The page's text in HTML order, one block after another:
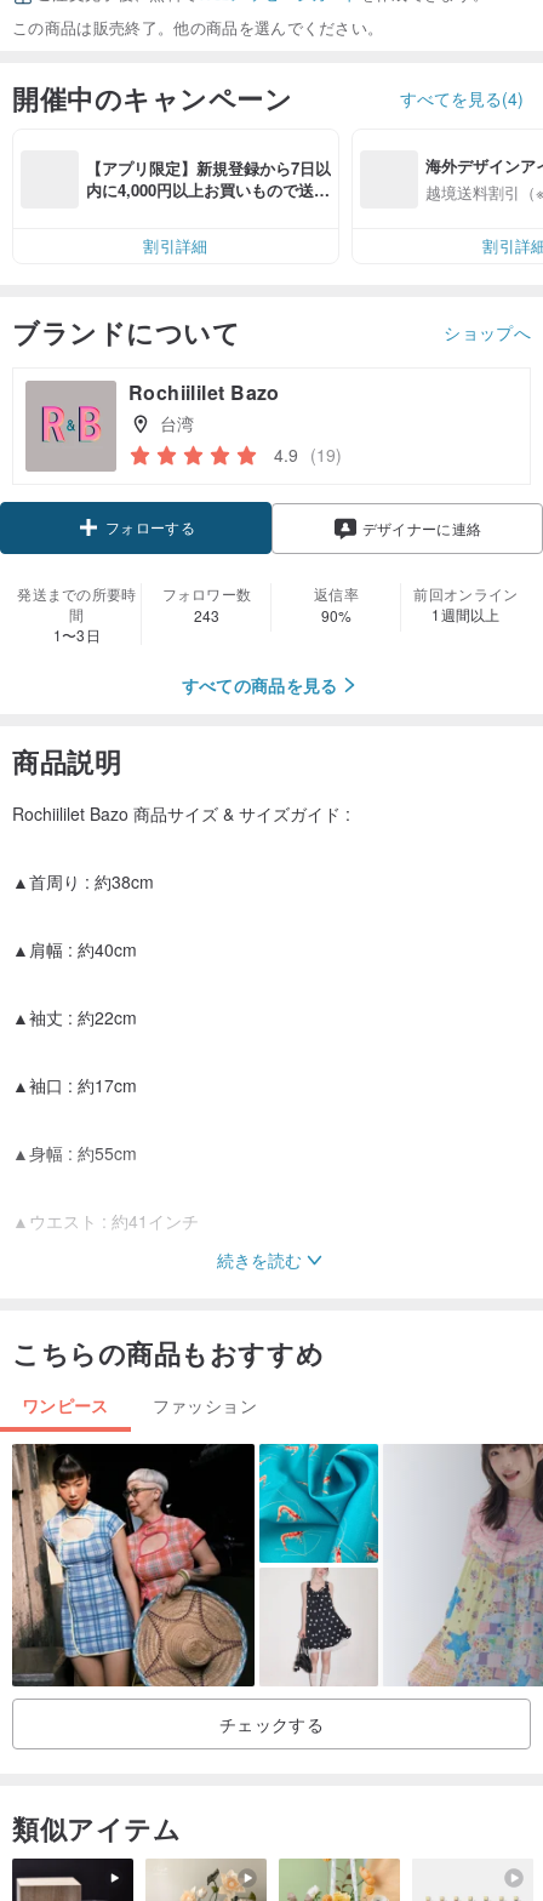
この商品は販売終了。他の商品を選んでください。
開催中のキャンペーン すべてを見る(4)
【アプリ限定】新規登録から7日以
内に4,000円以上お買いもので送料
割引詳細
海外デザインア
入
越境送料割引（
割引詳
ブランドについて ショップへ
Rochiililet Bazo
台湾
4.9 (19)
フォローする デザイナーに連絡
発送までの所要時
間
1〜3日
フォロワー数
243
返信率
90%
前回オンライン
1週間以上
すべての商品を見る
商品説明
Rochiililet Bazo 商品サイズ & サイズガイド :
▲首周り : 約38cm
▲肩幅 : 約40cm
▲袖丈 : 約22cm
▲袖口 : 約17cm
▲身幅 : 約55cm
▲ウエスト : 約41インチ
▲サイドスリット丈 : 約26cm
▲着丈 : 約113cm
▲裏地 : あり
▲伸縮性 : あり
▲裏地の状態 : 良好
▲ファスナーの状態 : 良好（右側）
▲特記事項 : サイドスリットにほつれ、糸の飛び出しあり
続きを読む
こちらの商品もおすすめ
ワンピース ファッション
チェックする
類似アイテム